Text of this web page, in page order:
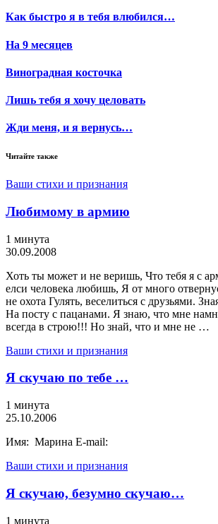
Как быстро я в тебя влюбился…
На 9 месяцев
Виноградная косточка
Лишь тебя я хочу целовать
Жди меня, и я вернусь…
Читайте также
Ваши стихи и признания
Любимому в армию
1 минута
30.09.2008
Хоть ты может и не веришь, Что тебя я с
елси человека любишь, Я от много
не охота Гулять, веселиться с друзьями.
На посту с пацанами. Я знаю, что мне
всегда в строю!!! Но знай, что и мне не …
Ваши стихи и признания
Я скучаю по тебе …
1 минута
25.10.2006
Имя: Марина E-mail:
Ваши стихи и признания
Я скучаю, безумно скучаю…
1 минута